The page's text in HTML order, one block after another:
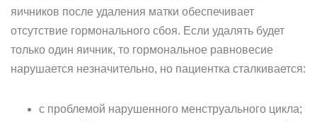
яичников после удаления матки обеспечивает
отсутствие гормонального сбоя. Если удалять будет
только один яичник, то гормональное равновесие
нарушается незначительно, но пациентка сталкивается:
с проблемой нарушенного менструального цикла;